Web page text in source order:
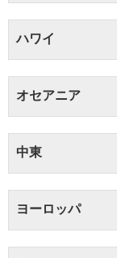
ハワイ
オセアニア
中東
ヨーロッパ